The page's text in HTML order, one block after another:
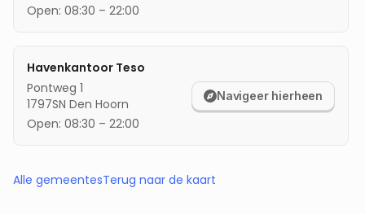
Open: 08:30 – 22:00
Havenkantoor Teso
Pontweg 1
1797SN Den Hoorn
Open: 08:30 – 22:00
Navigeer hierheen
Alle gemeentesTerug naar de kaart